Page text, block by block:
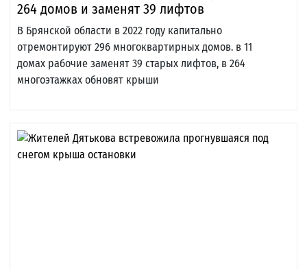
264 домов и заменят 39 лифтов
В Брянской области в 2022 году капитально
отремонтируют 296 многоквартирных домов. в 11
домах рабочие заменят 39 старых лифтов, в 264
многоэтажках обновят крыши